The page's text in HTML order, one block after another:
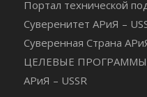
Портал технической
Суверенитет АРиЯ –
Суверенная Страна
ЦЕЛЕВЫЕ ПРОГРАММЫ
АРиЯ – USSR